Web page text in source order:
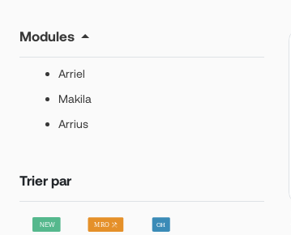
Modules
Arriel
Makila
Arrius
Trier par